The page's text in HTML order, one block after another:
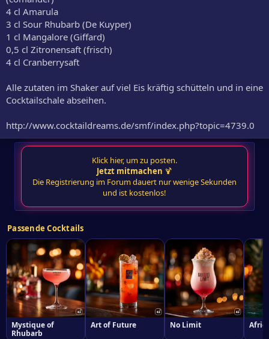
4 cl Amarula
3 cl Sour Rhubarb (De Kuyper)
1 cl Mangalore (Giffard)
0,5 cl Zitronensaft (frisch)
4 cl Cranberrysaft
Alle zutaten im Shaker auf viel Eis kräftig schütteln und in eine
Cocktailschale abseihen.
http://www.cocktaildreams.de/smf/index.php?topic=4739.0
Klick hier, um zu posten.
Jetzt mitmachen 🍹
Die Registrierung im Forum dauert nur wenige Sekunden
und ist kostenlos!
Passende Cocktails
Mystique of
Rhubarb
Art of Future No Limit